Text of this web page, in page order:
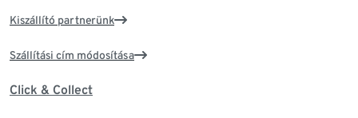
Kiszállító partnerünk
Szállítási cím módosítása
Click & Collect